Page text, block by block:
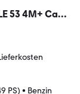
53 4M+ Cab
DigLi HuD
PS) • Benzin